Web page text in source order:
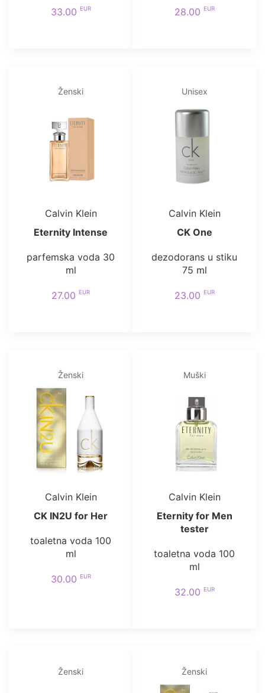
33.00 EUR 28.00 EUR
Ženski
Calvin Klein
Eternity Intense
parfemska voda 30
ml
27.00 EUR
Unisex
Calvin Klein
CK One
dezodorans u stiku
75 ml
23.00 EUR
Ženski
Calvin Klein
CK IN2U for Her
toaletna voda 100
ml
30.00 EUR
Muški
Calvin Klein
Eternity for Men
tester
toaletna voda 100
ml
32.00 EUR
Ženski Ženski